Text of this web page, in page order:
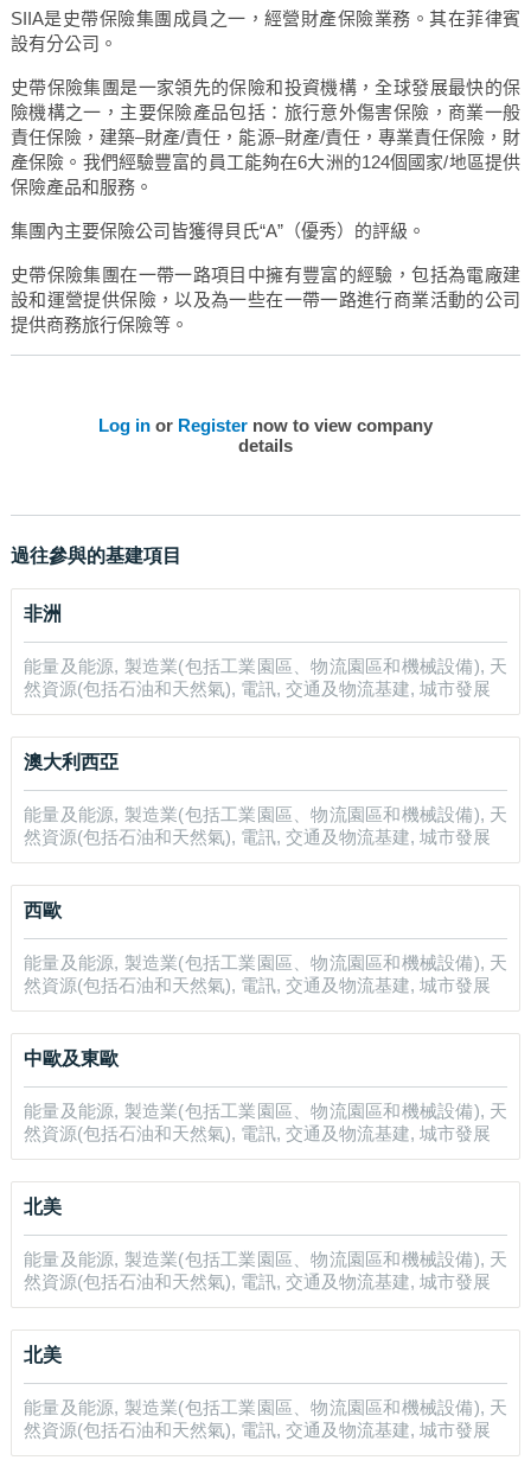
加拿大
美國
巴西
智利
香港
馬來西亞
菲律賓
新加坡
中國內地
SIIA是史帶保險集團成員之一，經營財產保險業務。其在菲律賓
設有分公司。
史帶保險集團是一家領先的保險和投資機構，全球發展最快的保
險機構之一，主要保險產品包括：旅行意外傷害保險，商業一般
責任保險，建築–財產/責任，能源–財產/責任，專業責任保險，財
產保險。我們經驗豐富的員工能夠在6大洲的124個國家/地區提供
保險產品和服務。
集團內主要保險公司皆獲得貝氏“A” （優秀）的評級。
史帶保險集團在一帶一路項目中擁有豐富的經驗，包括為電廠建
設和運營提供保險，以及為一些在一帶一路進行商業活動的公司
提供商務旅行保險等。
Log in or Register now to view company
details
過往參與的基建項目
非洲
能量及能源, 製造業(包括工業園區、物流園區和機械設備), 天
然資源(包括石油和天然氣), 電訊, 交通及物流基建, 城市發展
澳大利西亞
能量及能源, 製造業(包括工業園區、物流園區和機械設備), 天
然資源(包括石油和天然氣), 電訊, 交通及物流基建, 城市發展
西歐
能量及能源, 製造業(包括工業園區、物流園區和機械設備), 天
然資源(包括石油和天然氣), 電訊, 交通及物流基建, 城市發展
中歐及東歐
能量及能源, 製造業(包括工業園區、物流園區和機械設備), 天
然資源(包括石油和天然氣), 電訊, 交通及物流基建, 城市發展
北美
能量及能源, 製造業(包括工業園區、物流園區和機械設備), 天
然資源(包括石油和天然氣), 電訊, 交通及物流基建, 城市發展
北美
能量及能源, 製造業(包括工業園區、物流園區和機械設備), 天
然資源(包括石油和天然氣), 電訊, 交通及物流基建, 城市發展